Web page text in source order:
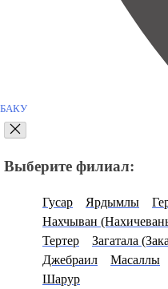
БАКУ
Выберите филиал:
Гусар Ярдымлы
Нахчыван
Тертер
Загатала
Джебраил
Масаллы
Шарур